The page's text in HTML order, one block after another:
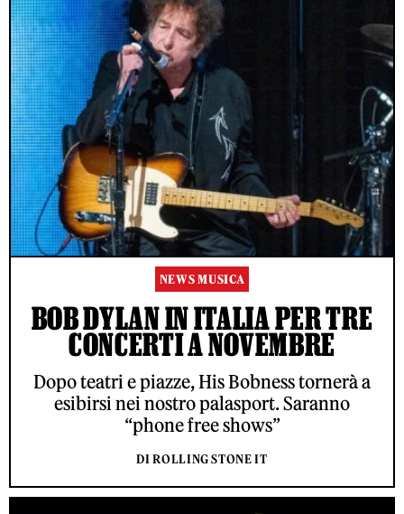
NEWS MUSICA
BOB DYLAN IN ITALIA PER TRE
CONCERTI A NOVEMBRE
Dopo teatri e piazze, His Bobness tornerà a
esibirsi nei nostro palasport. Saranno
“phone free shows”
DI ROLLING STONE IT